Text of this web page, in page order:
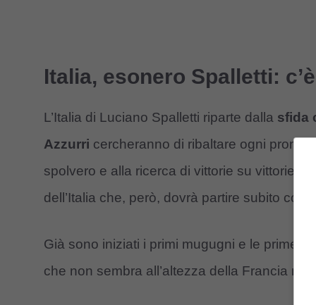
Italia, esonero Spalletti:
L’Italia di Luciano Spalletti riparte dalla sfida
Azzurri cercheranno di ribaltare ogni
spolvero e alla ricerca di vittorie su vittorie.
dell’Italia che, però, dovrà partire subito con
Già sono iniziati i primi mugugni e le prime
che non sembra all’altezza della Francia né